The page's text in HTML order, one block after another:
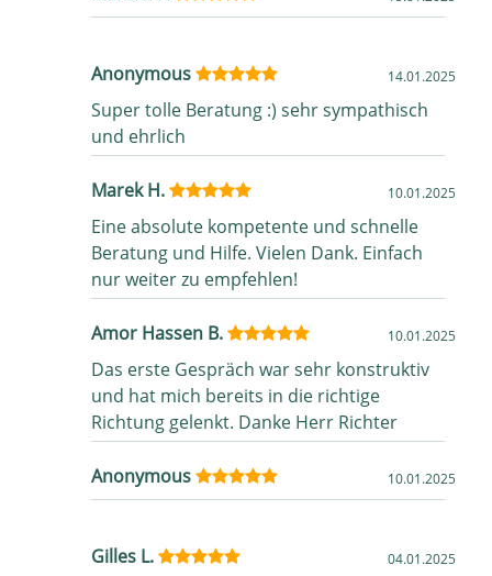
Anonymous 14.01.2025
Super tolle Beratung :) sehr sympathisch
und ehrlich
Marek H. 10.01.2025
Eine absolute kompetente und schnelle
Beratung und Hilfe. Vielen Dank. Einfach
nur weiter zu empfehlen!
Amor Hassen B. 10.01.2025
Das erste Gespräch war sehr konstruktiv
und hat mich bereits in die richtige
Richtung gelenkt. Danke Herr Richter
Anonymous 10.01.2025
Gilles L. 04.01.2025